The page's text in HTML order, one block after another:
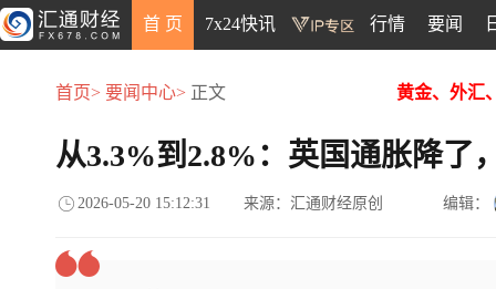
首 页 7x24快讯 行情 要闻
首页> 要闻中心> 正文 黄金、外汇
从3.3%到2.8%：英国通胀降了
2026-05-20 15:12:31 来源：汇通财经原创 编辑：